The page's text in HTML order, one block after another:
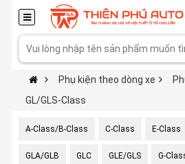
Phụ kiện theo dòng xe
GL/GLS-Class
A-Class/B-Class C-Class E-Class
GLA/GLB GLC GLE/GLS G-